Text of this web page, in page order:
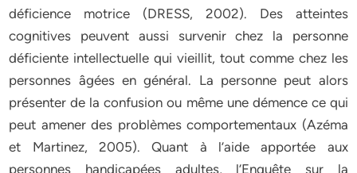
déficience motrice (DRESS, 2002). Des atteintes
cognitives peuvent aussi survenir chez la personne
déficiente intellectuelle qui vieillit, tout comme chez les
personnes âgées en général. La personne peut alors
présenter de la confusion ou même une démence ce qui
peut amener des problèmes comportementaux (Azéma
et Martinez, 2005). Quant à l’aide apportée aux
personnes handicapées adultes, l’Enquête sur la